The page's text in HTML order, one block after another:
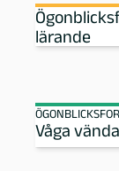
lärande
Våga